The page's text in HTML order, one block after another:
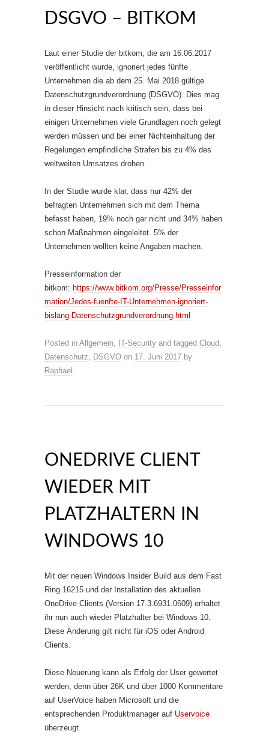
DSGVO – BITKOM
Laut einer Studie der bitkom, die am 16.06.2017
veröffentlicht wurde, ignoriert jedes fünfte
Unternehmen die ab dem 25. Mai 2018 gültige
Datenschutzgrundverordnung (DSGVO). Dies mag
in dieser Hinsicht nach kritisch sein, dass bei
einigen Unternehmen viele Grundlagen noch gelegt
werden müssen und bei einer Nichteinhaltung der
Regelungen empfindliche Strafen bis zu 4% des
weltweiten Umsatzes drohen.
In der Studie wurde klar, dass nur 42% der
befragten Unternehmen sich mit dem Thema
befasst haben, 19% noch gar nicht und 34% haben
schon Maßnahmen eingeleitet. 5% der
Unternehmen wollten keine Angaben machen.
Presseinformation der
bitkom: https://www.bitkom.org/Presse/Presseinfor
mation/Jedes-fuenfte-IT-Unternehmen-ignoriert-
bislang-Datenschutzgrundverordnung.html
Posted in Allgemein, IT-Security and tagged Cloud,
Datenschutz, DSGVO on 17. Juni 2017 by
Raphael .
ONEDRIVE CLIENT
WIEDER MIT
PLATZHALTERN IN
WINDOWS 10
Mit der neuen Windows Insider Build aus dem Fast
Ring 16215 und der Installation des aktuellen
OneDrive Clients (Version 17.3.6931.0609) erhaltet
ihr nun auch wieder Platzhalter bei Windows 10.
Diese Änderung gilt nicht für iOS oder Android
Clients.
Diese Neuerung kann als Erfolg der User gewertet
werden, denn über 26K und über 1000 Kommentare
auf UserVoice haben Microsoft und die
entsprechenden Produktmanager auf Uservoice
überzeugt.